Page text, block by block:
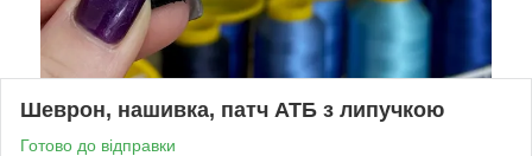
Шеврон, нашивка, патч АТБ з липучкою
Готово до відправки